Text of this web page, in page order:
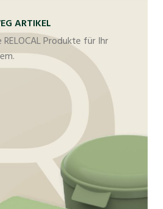
ARTIKEL
Produkte für Ihr